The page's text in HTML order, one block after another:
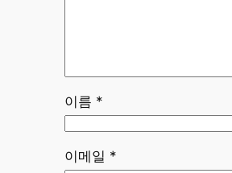
이름 *
이메일 *